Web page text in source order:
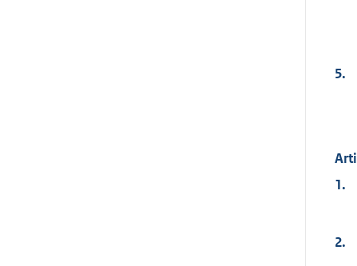
5.
1.
2.